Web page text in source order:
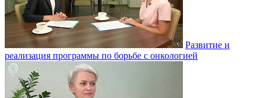
Развитие и
реализация программы по борьбе с онкологией